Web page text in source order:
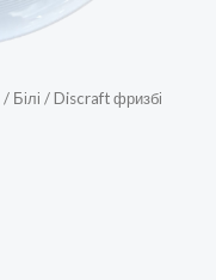
/ Білі / Discraft фризбі